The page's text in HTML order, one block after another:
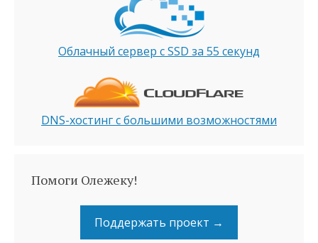
Облачный сервер с SSD за 55 секунд
DNS-хостинг с большими возможностями
Помоги Олежеку!
Поддержать проект →